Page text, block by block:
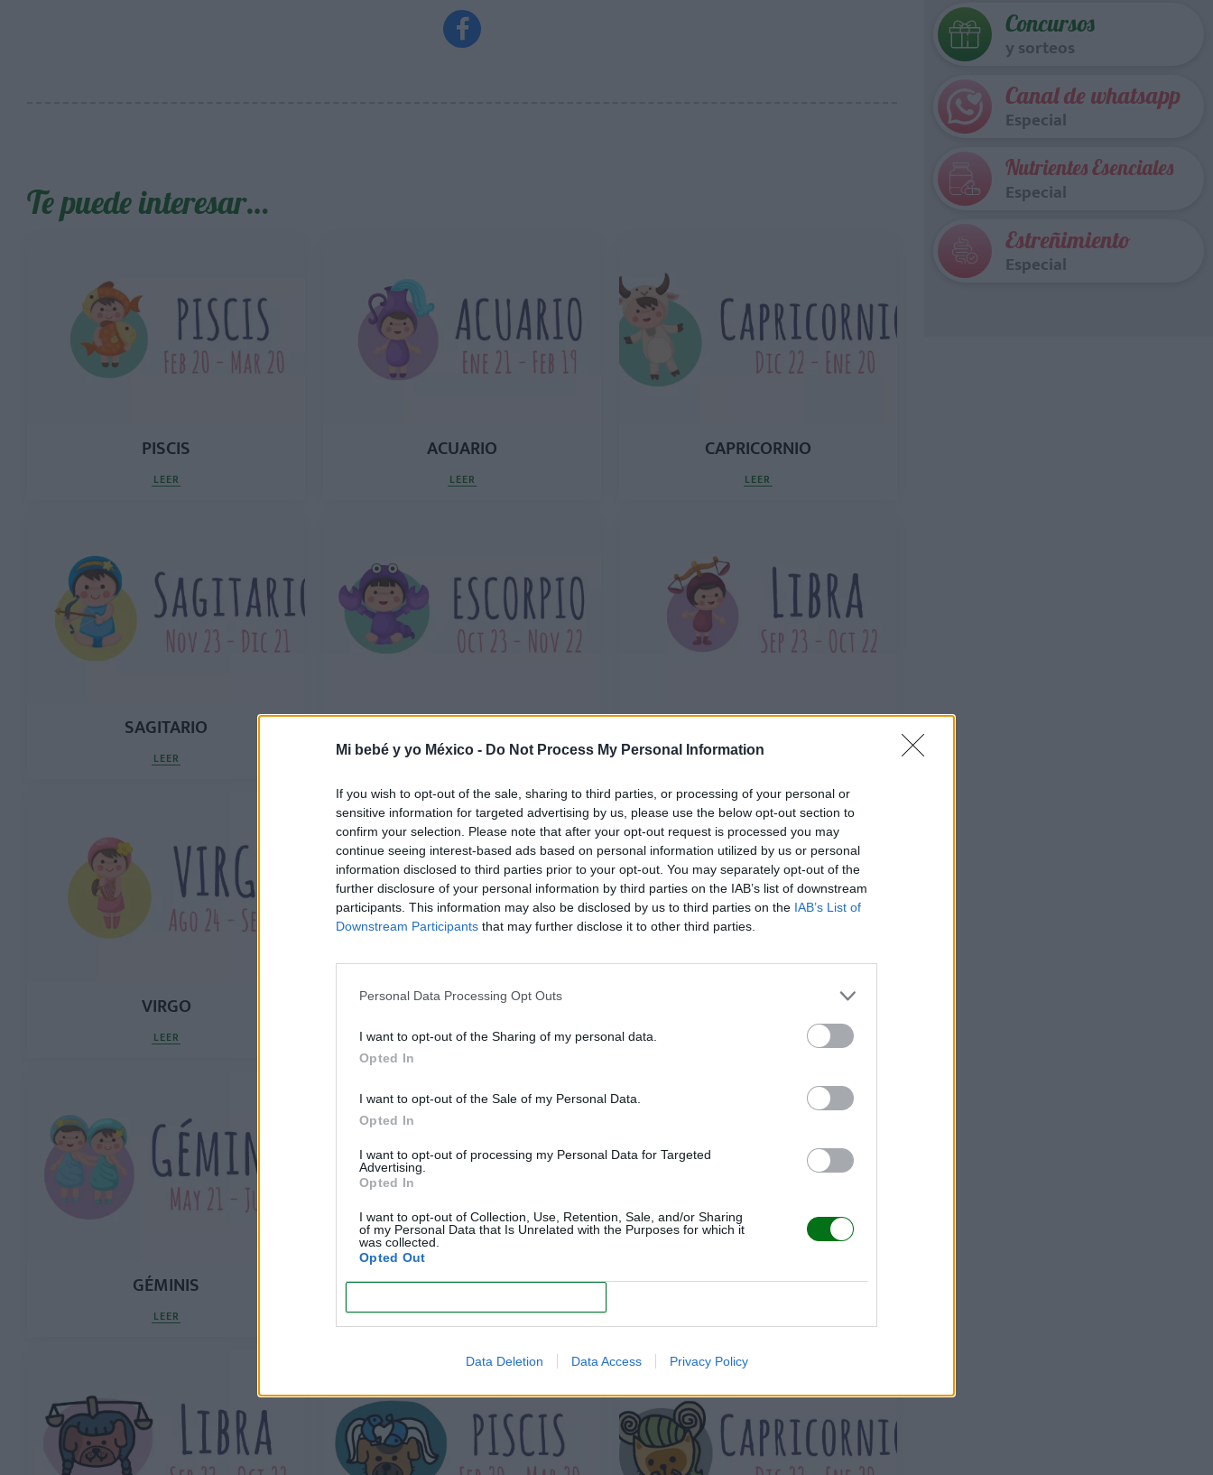
Mi bebé y yo México - Do Not Process My Personal Information
If you wish to opt-out of the sale, sharing to third parties, or processing of your personal or
sensitive information for targeted advertising by us, please use the below opt-out section to
confirm your selection. Please note that after your opt-out request is processed you may
continue seeing interest-based ads based on personal information utilized by us or personal
information disclosed to third parties prior to your opt-out. You may separately opt-out of the
further disclosure of your personal information by third parties on the IAB’s list of downstream
participants. This information may also be disclosed by us to third parties on the IAB’s List of
Downstream Participants that may further disclose it to other third parties.
Personal Data Processing Opt Outs
I want to opt-out of the Sharing of my personal data.
Opted In
I want to opt-out of the Sale of my Personal Data.
Opted In
I want to opt-out of processing my Personal Data for Targeted
Advertising.
Opted In
I want to opt-out of Collection, Use, Retention, Sale, and/or Sharing
of my Personal Data that Is Unrelated with the Purposes for which it
was collected.
Opted Out
Data Deletion Data Access Privacy Policy

Te puede interesar…
PISCIS
LEER
ACUARIO
LEER
CAPRICORNIO
LEER
SAGITARIO
LEER LEER LEER
VIRGO
LEER
LEO
LEER
GÉMINIS
LEER
TAURO
LEER
ARIES
Concursos
y sorteos
Canal de whatsapp
Especial
Nutrientes Esenciales
Especial
Estreñimiento
Especial